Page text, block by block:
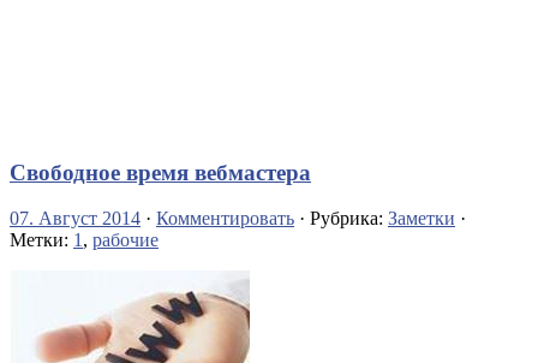
Свободное время вебмастера
07. Август 2014 · Комментировать · Рубрика: Заметки ·
Метки: 1, рабочие